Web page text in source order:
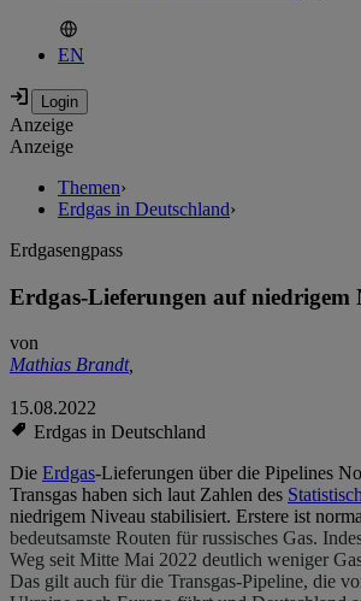
EN
Anzeige
Anzeige
Themen›
Erdgas in Deutschland›
Erdgasengpass
Erdgas-Lieferungen auf niedrigem
von
Mathias Brandt,
15.08.2022
Erdgas in Deutschland
Die Erdgas-Lieferungen über die Pipelines
Transgas haben sich laut Zahlen des
niedrigem Niveau stabilisiert. Erstere ist
bedeutsamste Routen für russisches Gas.
Weg seit Mitte Mai 2022 deutlich weniger
Das gilt auch für die Transgas-Pipeline, die